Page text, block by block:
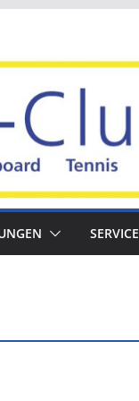
SERVICE